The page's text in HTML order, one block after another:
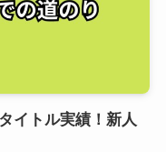
イトル実績！新人